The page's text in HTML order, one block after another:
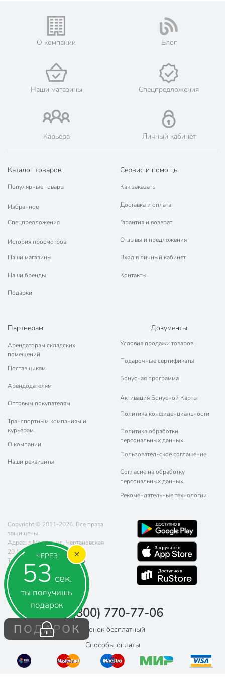
ЧЕРЕЗ
52 сек.
ты получишь
подарок
ПОДАРОК
подследники
без узоров
Высота носков
короткий
Артикул производителя
16С-12СП
Классик
О компании Блог
Наши магазины Спецпредложения
Карьера Личный кабинет
Каталог товаров
Популярные товары
Избранное
Спецпредложения
История просмотров
Наши магазины
Наши бренды
Подарки
Сервис и помощь
Как заказать
Доставка и оплата
Гарантия и возврат
Отзывы и предложения
Вход в личный кабинет
Контакты
Партнерам
Арендаторам складских
помещений
Поставщикам
Арендодателям
Оптовым покупателям
Транспортным компаниям и
курьерам
О компании
Наши реквизиты
Документы
Условия продажи товаров
Подарочные сертификаты
Бонусная программа
Активация Бонусной Карты
Политика конфиденциальности
Политика обработки
персональных данных
Пользовательское соглашение
Согласие на обработку
персональных данных
Рекомендательные технологии
Copyright © 2011-2026. Все права
защищены.
Адрес: г. Москва, ул. Чертановская
20 (метро Южная)
Телефон:
8 (800) 770-77-06
Почта:sales@poryadok.ru
8 (800) 770-77-06
Звонок бесплатный
Способы оплаты